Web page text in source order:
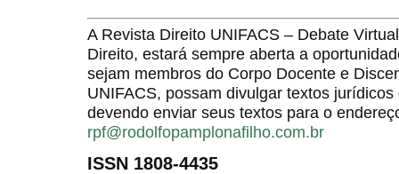
A Revista Direito UNIFACS – Debate
Direito, estará sempre aberta a
sejam membros do Corpo Docente e
UNIFACS, possam divulgar textos
devendo enviar seus textos para o
rpf@rodolfopamplonafilho.com.br
ISSN 1808-4435